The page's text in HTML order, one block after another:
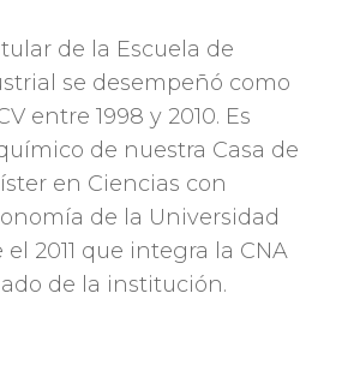
de la Escuela de
se desempeñó como
entre 1998 y 2010. Es
de nuestra Casa de
en Ciencias con
de la Universidad
2011 que integra la CNA
de la institución.